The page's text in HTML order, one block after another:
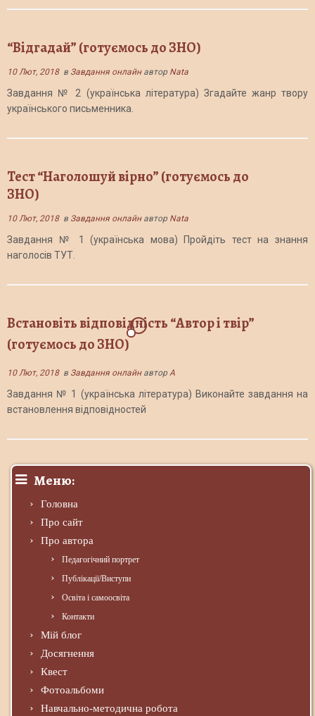
“Відгадай” (готуємось до ЗНО)
10 Лют, 2018в Завдання онлайн автор Nata
Завдання № 2 (українська література) Згадайте жанр твору
українського письменника.
Тест “Наголошуй вірно” (готуємось до
ЗНО)
10 Лют, 2018в Завдання онлайн автор Nata
Завдання № 1 (українська мова) Пройдіть тест на знання
наголосів ТУТ.
Встановіть відповідність “Автор і твір”
(готуємось до ЗНО)
1
10 Лют, 2018в Завдання онлайн автор A
Завдання № 1 (українська література) Виконайте завдання на
встановлення відповідностей
Меню:
Головна
Про сайт
Про автора
Педагогічний портрет
Публікації/Виступи
Освіта і самоосвіта
Контакти
Мій блог
Досягнення
Квест
Фотоальбоми
Навчально-методична робота